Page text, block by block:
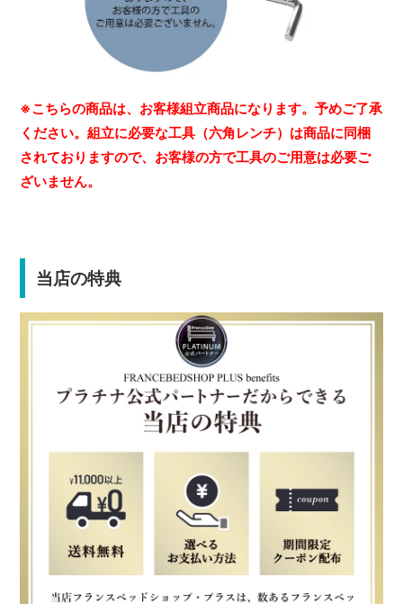
※こちらの商品は、お客様組立商品になります。予めご了承
ください。組立に必要な工具（六角レンチ）は商品に同梱
されておりますので、お客様の方で工具のご用意は必要ご
ざいません。
当店の特典